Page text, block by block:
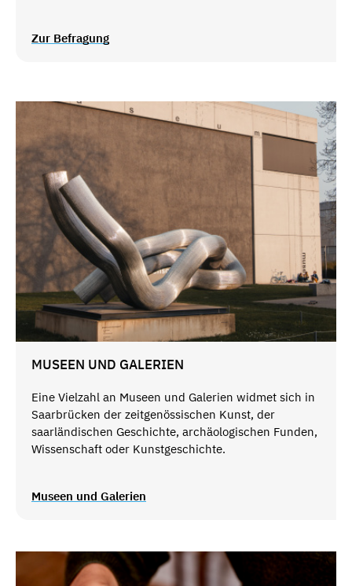
Zur Befragung
MUSEEN UND GALERIEN
Eine Vielzahl an Museen und Galerien widmet sich in
Saarbrücken der zeitgenössischen Kunst, der
saarländischen Geschichte, archäologischen Funden,
Wissenschaft oder Kunstgeschichte.
Museen und Galerien